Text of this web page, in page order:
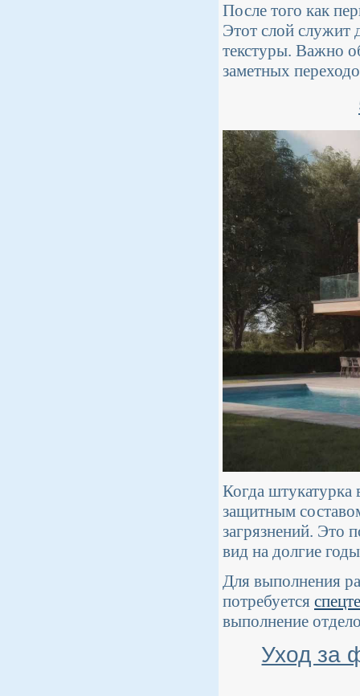
После того как
Этот слой служит
текстуры. Важно
заметных
Когда штукатурка
защитным
загрязнений. Это
вид на долгие
Для выполнения
потребуется
выполнение
Уход за